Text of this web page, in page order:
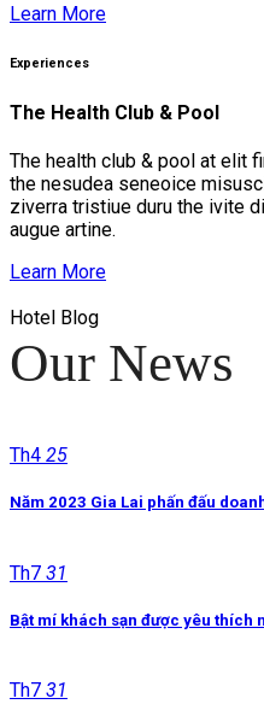
Learn More
Experiences
The Health Club & Pool
The health club & pool at elit
the nesudea seneoice
ziverra tristiue duru the ivite
augue artine.
Learn More
Hotel Blog
Our News
Th4 25
Năm 2023 Gia Lai phấn đấu
Th7 31
Bật mí khách sạn được yêu thích
Th7 31